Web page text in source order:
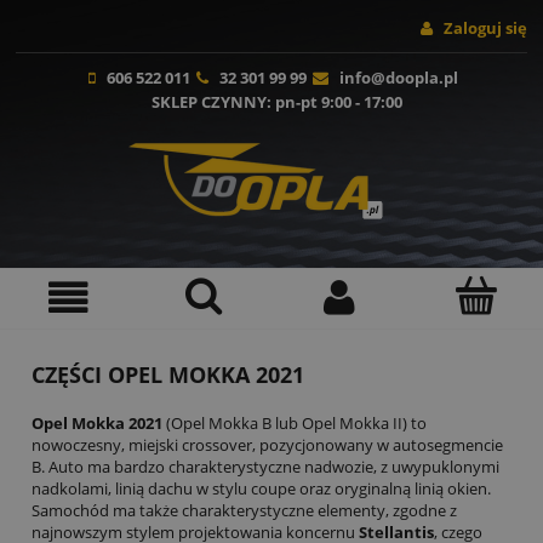
Zaloguj się
606 522 011 32 301 99 99
info@doopla.pl
SKLEP CZYNNY: pn-pt 9:00 - 17:00
CZĘŚCI OPEL MOKKA 2021
Opel Mokka 2021 (Opel Mokka B lub Opel Mokka II) to
nowoczesny, miejski crossover, pozycjonowany w autosegmencie
B. Auto ma bardzo charakterystyczne nadwozie, z uwypuklonymi
nadkolami, linią dachu w stylu coupe oraz oryginalną linią okien.
Samochód ma także charakterystyczne elementy, zgodne z
najnowszym stylem projektowania koncernu Stellantis, czego